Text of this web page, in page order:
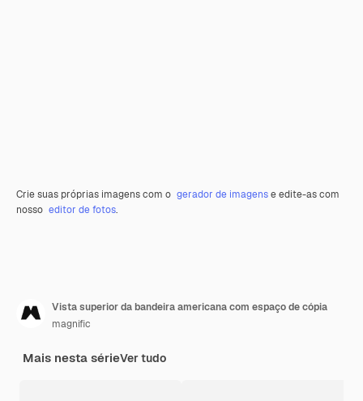
Crie suas próprias imagens com o gerador de imagense edite-as com
nosso editor de fotos.
Vista superior da bandeira americana com espaço de cópia
magnific
Mais nesta sérieVer tudo